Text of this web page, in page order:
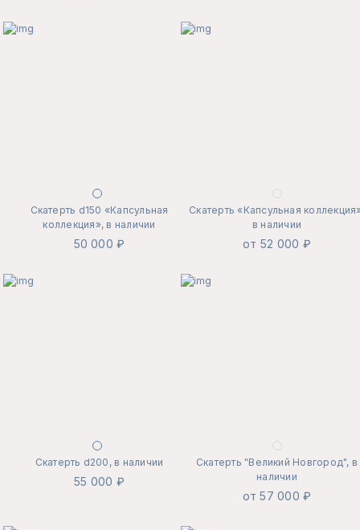
Скатерть d150 «Капсульная
коллекция», в наличии
50 000 ₽
Скатерть «Капсульная
в наличии
от 52 000 ₽
Скатерть d200, в наличии
55 000 ₽
Скатерть "Великий Новгород", в
наличии
от 57 000 ₽